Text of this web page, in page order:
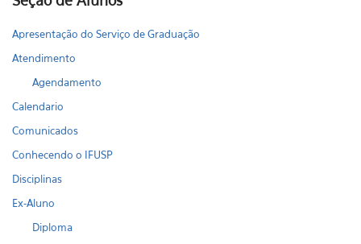
Apresentação do Serviço de Graduação
Atendimento
Agendamento
Calendario
Comunicados
Conhecendo o IFUSP
Disciplinas
Ex-Aluno
Diploma